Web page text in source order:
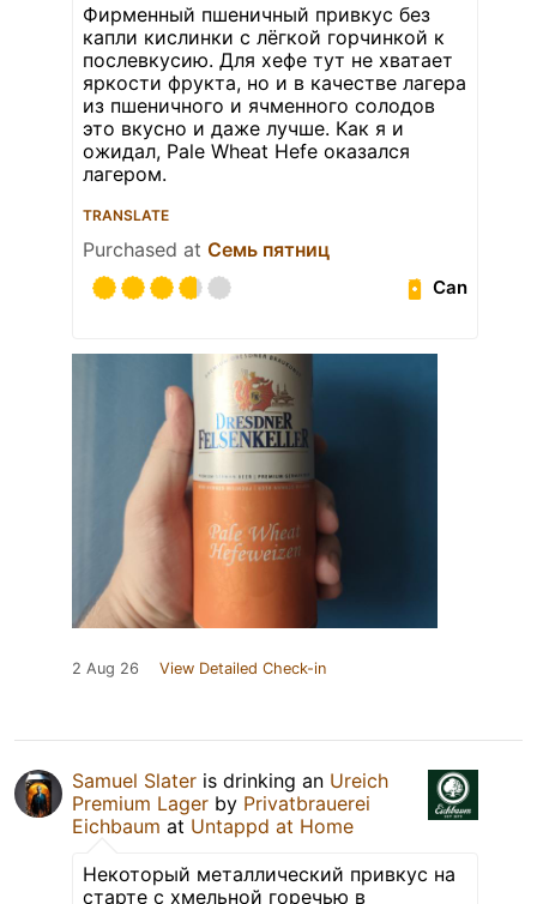
Фирменный пшеничный привкус без
капли кислинки с лёгкой горчинкой к
послевкусию. Для хефе тут не хватает
яркости фрукта, но и в качестве лагера
из пшеничного и ячменного солодов
это вкусно и даже лучше. Как я и
ожидал, Pale Wheat Hefe оказался
лагером.
TRANSLATE
Purchased at Семь пятниц
Can
2 Aug 26 View Detailed Check-in
Samuel Slater is drinking an Ureich
Premium Lager by Privatbrauerei
Eichbaum at Untappd at Home
Некоторый металлический привкус на
старте с хмельной горечью в